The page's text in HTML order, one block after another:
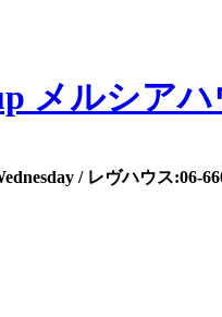
/ レヴハウス:06-